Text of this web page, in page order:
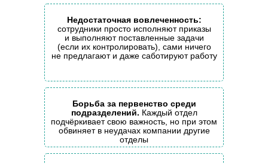
Борьба за первенство среди
подразделений. Каждый отдел
подчёркивает свою важность, но при этом
обвиняет в неудачах компании другие
отделы
Недостаточная вовлеченность:
сотрудники просто исполняют приказы
и выполняют поставленные задачи
(если их контролировать), сами ничего
не предлагают и даже саботируют работу